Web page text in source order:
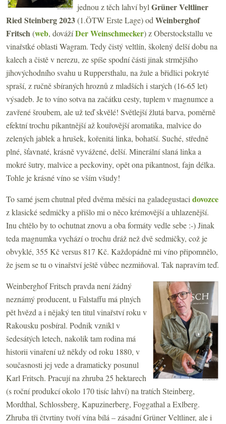
jednou z těch lahví byl Grüner Veltliner
Ried Steinberg 2023(1.ÖTW Erste Lage) od Weinberghof
Fritsch(web, dovážíDer Weinschmecker)z Oberstockstallu ve
vinařstké oblasti Wagram. Tedy čistý veltlín, školený delší dobu na
kalech a čistě v nerezu, ze spíše spodní části jinak strmějšího
jihovýchodního svahu u Ruppersthalu, na žule a břidlici pokryté
spraší, z ručně sbíraných hroznů z mladších i starých (16-65 let)
výsadeb. Je to víno sotva na začátku cesty, tuplem v magnumce a
zavřené šroubem, ale už teď skvělé! Světlejší žlutá barva, poměrně
efektní trochu pikantnější až kouřovější aromatika, malvice do
zelených jablek a hrušek, kořenitá linka, bohatší. Suché, středně
plné, šťavnaté, krásně vyvážené, delší. Minerální slaná linka a
mokré šutry, malvice a peckoviny, opět ona pikantnost, fajn délka.
Tohle je krásné víno se vším všudy!
To samé jsem chutnal před dvěma měsíci na galadegustaci dovozce
z klasické sedmičky a přišlo mi o něco krémovější a uhlazenější.
Inu chtělo by to ochutnat znovu a oba formáty vedle sebe :-) Jinak
teda magnumka vychází o trochu dráž než dvě sedmičky, což je
obvyklé, 355 Kč versus 817 Kč. Každopádně mi víno připomnělo,
že jsem se tu o vinařství ještě vůbec nezmiňoval. Tak napravím teď.
Weinberghof Fritsch pravda není žádný
neznámý producent, u Falstaffu má plných
pět hvězd a i nějaký ten titul vinařství roku v
Rakousku posbíral. Podnik vznikl v
šedesátých letech, nakolik tam rodina má
historii vinaření už někdy od roku 1880, v
současnosti jej vede a dramaticky posunul
Karl Fritsch. Pracují na zhruba 25 hektarech
(s roční produkcí okolo 170 tisíc lahví) na tratích Steinberg,
Mordthal, Schlossberg, Kapuzinerberg, Foggathal a Exlberg.
Zhruba tři čtvrtiny tvoří vína bílá – zásadní Grüner Veltliner, ale i